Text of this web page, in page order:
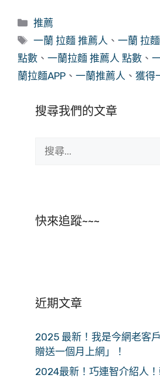
分
推薦
標
籤
一蘭 拉麵 推薦人 、一蘭 拉
點數 、 一蘭拉麵 推薦人 點數 、
蘭拉麵APP 、 一蘭推薦人 、 獲得
搜尋我們的文章
尋:
快來追蹤~~~
近期文章
2025 最新！我是今網老客
贈送一個月上網」！
2024最新！巧連智介紹人